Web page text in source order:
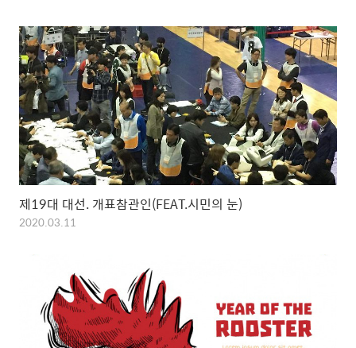
제19대 대선. 개표참관인(FEAT.시민의 눈)
2020.03.11